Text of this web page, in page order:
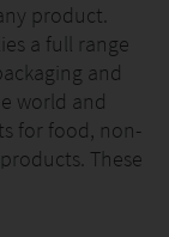
product.
a full range
and
world and
for food, non-
These